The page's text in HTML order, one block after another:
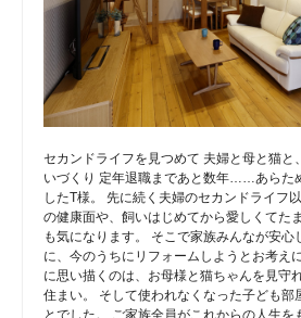
セカンドライフを見つめて 夫婦と母と猫と
いづくり 定年退職まであと数年……あらた
したT様。 先に続く夫婦のセカンドライフ
の健康面や、飼いはじめてから愛しくてた
も気になります。 そこで家族みんなが安心
に、今のうちにリフォームしようとお考え
に思い描くのは、お母様と猫ちゃんを見守
住まい。 そして使われなくなった子ども部
とでした。 ご家族全員がこれからの人生を